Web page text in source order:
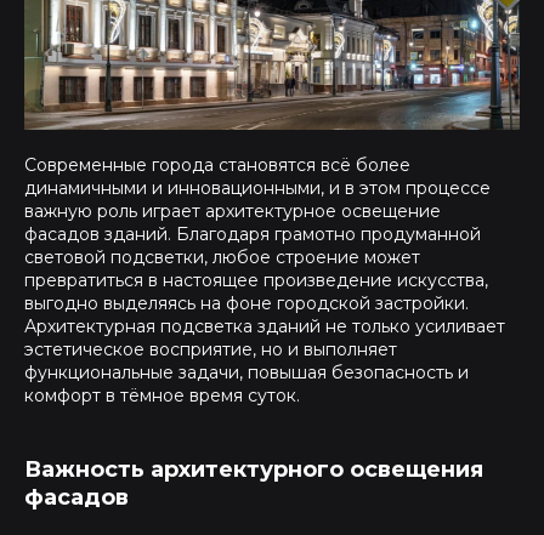
Современные города становятся всё более
динамичными и инновационными, и в этом процессе
важную роль играет архитектурное освещение
фасадов зданий. Благодаря грамотно продуманной
световой подсветки, любое строение может
превратиться в настоящее произведение искусства,
выгодно выделяясь на фоне городской застройки.
Архитектурная подсветка зданий не только усиливает
эстетическое восприятие, но и выполняет
функциональные задачи, повышая безопасность и
комфорт в тёмное время суток.
Важность архитектурного освещения
фасадов